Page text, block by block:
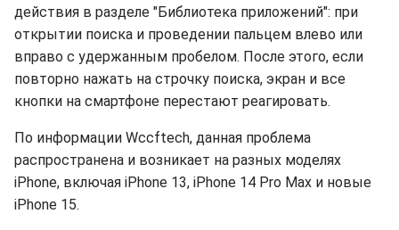
действия в разделе "Библиотека приложений": при
открытии поиска и проведении пальцем влево или
вправо с удержанным пробелом. После этого, если
повторно нажать на строчку поиска, экран и все
кнопки на смартфоне перестают реагировать.
По информации Wccftech, данная проблема
распространена и возникает на разных моделях
iPhone, включая iPhone 13, iPhone 14 Pro Max и новые
iPhone 15.